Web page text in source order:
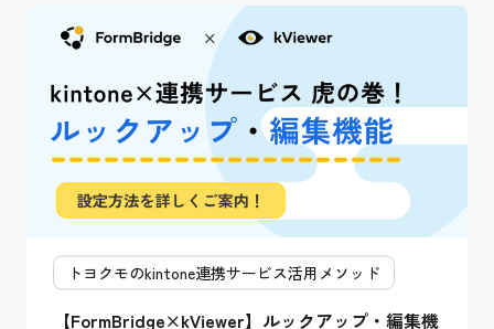
トヨクモのkintone連携サービス活用メソッド
【FormBridge×kViewer】ルックアップ・編集機